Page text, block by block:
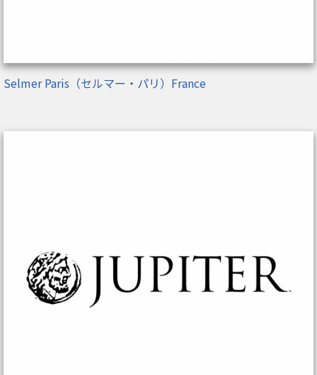
Selmer Paris（セルマー・パリ）France